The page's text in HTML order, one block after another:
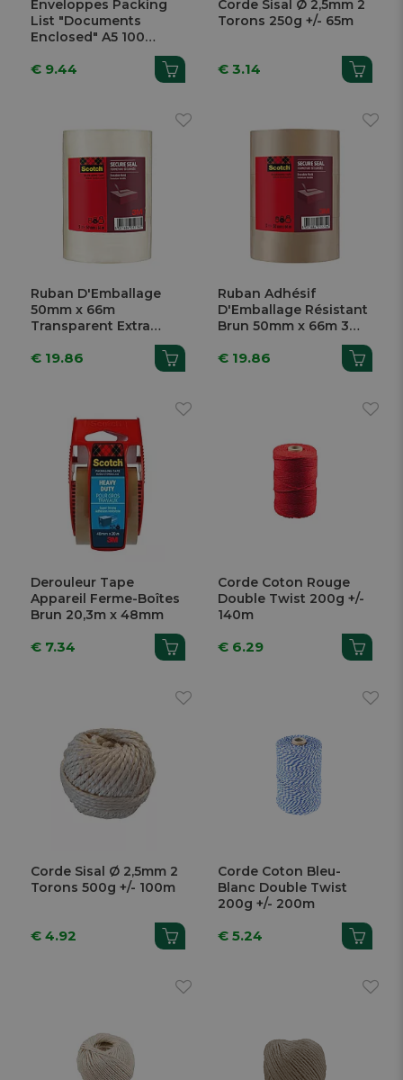
Enveloppes Packing
List "Documents
Enclosed" A5 100
€ 9.44
Corde Sisal Ø 2,5mm 2
Torons 250g +/- 65m
€ 3.14
Ruban D'Emballage
50mm x 66m
Transparent Extra
€ 19.86
Ruban Adhésif
D'Emballage Résistant
Brun 50mm x 66m 3
€ 19.86
Derouleur Tape
Appareil Ferme-Boîtes
Brun 20,3m x 48mm
€ 7.34
Corde Coton Rouge
Double Twist 200g +/-
140m
€ 6.29
Corde Sisal Ø 2,5mm 2
Torons 500g +/- 100m
€ 4.92
Corde Coton Bleu-
Blanc Double Twist
200g +/- 200m
€ 5.24